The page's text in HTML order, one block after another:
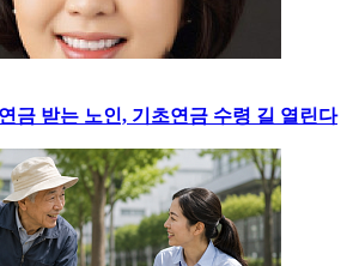
금 받는 노인, 기초연금 수령 길 열린다